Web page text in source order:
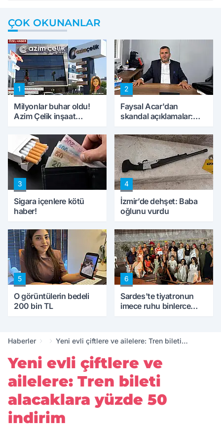
ÇOK OKUNANLAR
1
Milyonlar buhar oldu!
Azim Çelik inşaat
konuştu
2
Faysal Acar'dan
skandal açıklamalar:
peynircilerimizi de
kıskaca aldı, müdahale
ettik'
3
Sigara içenlere kötü
haber!
4
İzmir’de dehşet: Baba
oğlunu vurdu
5
O görüntülerin bedeli
200 bin TL
6
Sardes'te tiyatronun
imece ruhu binlerce
Haberler
Yeni evli çiftlere ve ailelere: Tren bileti
Yeni evli çiftlere ve
ailelere: Tren bileti
alacaklara yüzde 50
indirim